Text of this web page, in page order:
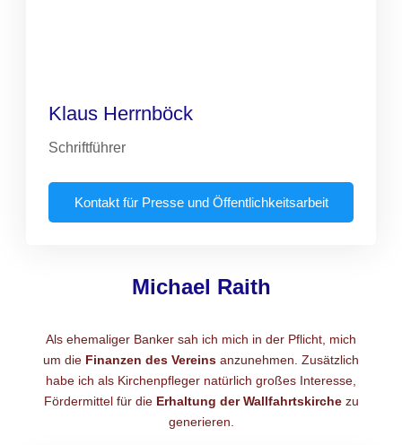
Klaus Herrnböck
Schriftführer
Kontakt für Presse und Öffentlichkeitsarbeit
Michael Raith
Als ehemaliger Banker sah ich mich in der Pflicht, mich
um die Finanzen des Vereins anzunehmen. Zusätzlich
habe ich als Kirchenpfleger natürlich großes Interesse,
Fördermittel für die Erhaltung der Wallfahrtskirchezu
generieren.